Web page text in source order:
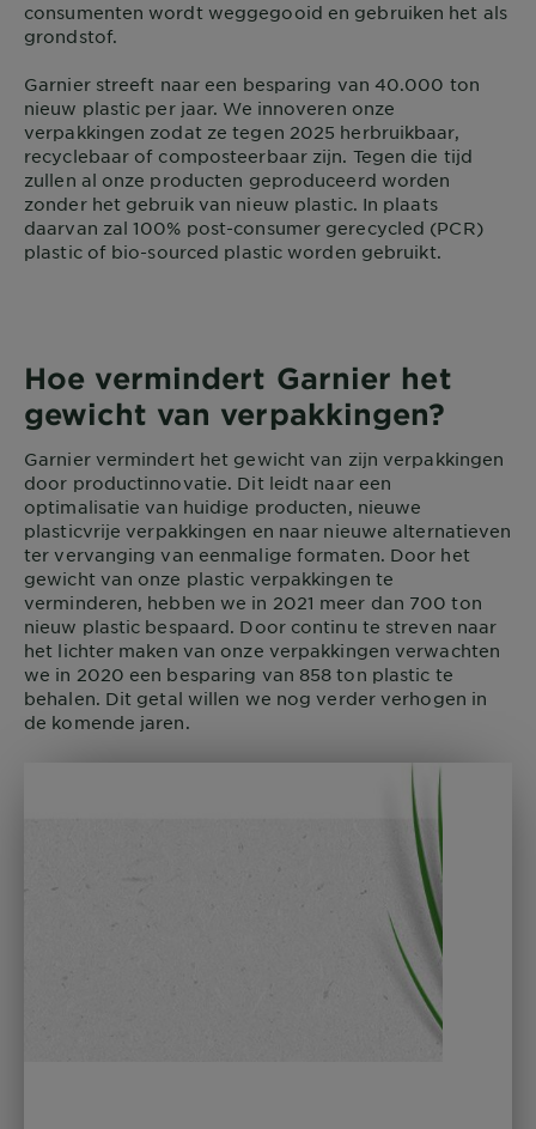
consumenten wordt weggegooid en gebruiken het als
grondstof.
Garnier streeft naar een besparing van 40.000 ton
nieuw plastic per jaar. We innoveren onze
verpakkingen zodat ze tegen 2025 herbruikbaar,
recyclebaar of composteerbaar zijn. Tegen die tijd
zullen al onze producten geproduceerd worden
zonder het gebruik van nieuw plastic. In plaats
daarvan zal 100% post-consumer gerecycled (PCR)
plastic of bio-sourced plastic worden gebruikt.
Hoe vermindert Garnier het
gewicht van verpakkingen?
Garnier vermindert het gewicht van zijn verpakkingen
door productinnovatie. Dit leidt naar een
optimalisatie van huidige producten, nieuwe
plasticvrije verpakkingen en naar nieuwe alternatieven
ter vervanging van eenmalige formaten. Door het
gewicht van onze plastic verpakkingen te
verminderen, hebben we in 2021 meer dan 700 ton
nieuw plastic bespaard. Door continu te streven naar
het lichter maken van onze verpakkingen verwachten
we in 2020 een besparing van 858 ton plastic te
behalen. Dit getal willen we nog verder verhogen in
de komende jaren.